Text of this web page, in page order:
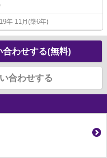
年 11月(築6年)
わせする(無料)
合わせする